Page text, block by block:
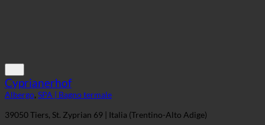
Cyprianerhof
Albergo, SPA | Bagno termale
39050 Tiers, St. Zyprian 69 | Italia (Trentino-Alto Adige)